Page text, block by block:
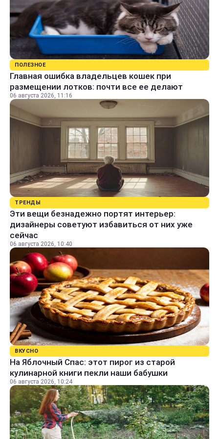
ПОЛЕЗНОЕ
Главная ошибка владельцев кошек при
размещении лотков: почти все ее делают
06 августа 2026, 11:16
ТРЕНДЫ
Эти вещи безнадежно портят интерьер:
дизайнеры советуют избавиться от них уже
сейчас
06 августа 2026, 10:40
ВКУСНО
На Яблочный Спас: этот пирог из старой
кулинарной книги пекли наши бабушки
06 августа 2026, 10:24